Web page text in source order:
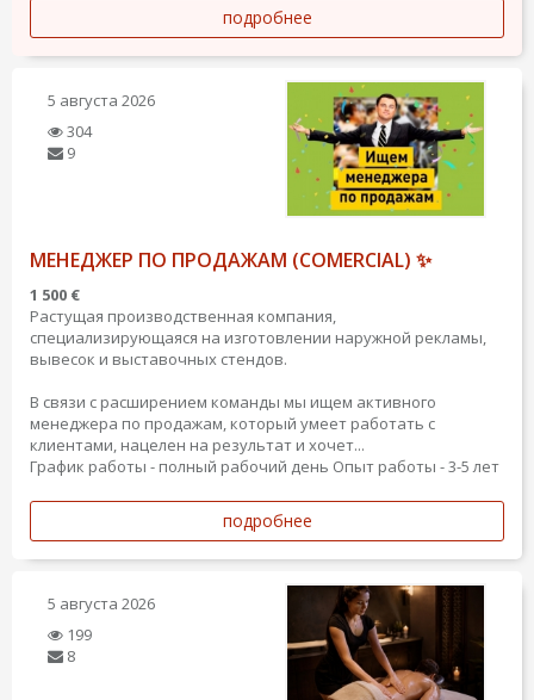
подробнее
5 августа 2026
304
9
МЕНЕДЖЕР ПО ПРОДАЖАМ (COMERCIAL) ✨
1 500 €
Растущая производственная компания,
специализирующаяся на изготовлении наружной рекламы,
вывесок и выставочных стендов.
В связи с расширением команды мы ищем активного
менеджера по продажам, который умеет работать с
клиентами, нацелен на результат и хочет...
График работы - полный рабочий день Опыт работы - 3-5 лет
подробнее
5 августа 2026
199
8